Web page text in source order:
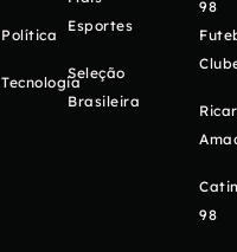
Política
Tecnologia
Esportes
Seleção
Brasileira
98
98